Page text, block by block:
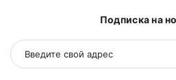
Подписка на